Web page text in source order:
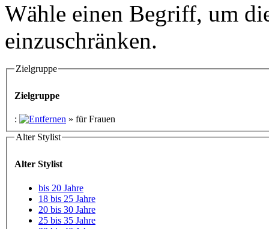
Wähle einen Begriff, um
einzuschränken.
Zielgruppe
Zielgruppe
: » für Frauen
Alter Stylist
Alter Stylist
bis 20 Jahre
18 bis 25 Jahre
20 bis 30 Jahre
25 bis 35 Jahre